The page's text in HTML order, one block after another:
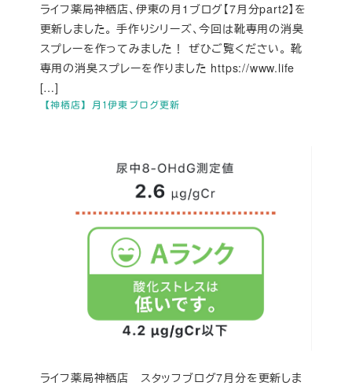
【神栖店】月1伊東ブログ更新
ライフ薬局神栖店、伊東の月1ブログ【7月分part2】を
更新しました。 手作りシリーズ、今回は靴専用の消臭
スプレーを作ってみました！ ぜひご覧ください。 靴
専用の消臭スプレーを作りました https://www.life
[…]
ライフ薬局神栖店 スタッフブログ7月分を更新しま